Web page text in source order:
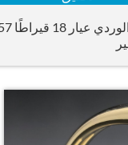
سوار هيرميس كيلي مخصص من الذهب الوردي عيار 18 قيراطًا 57